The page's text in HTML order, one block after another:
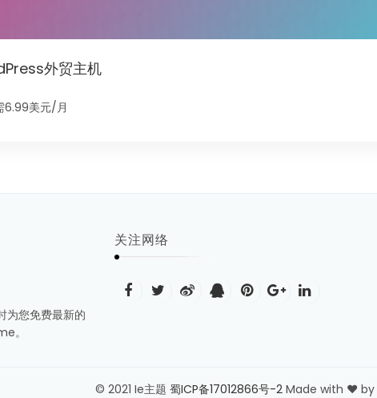
外贸主机
6.99美元/月
为您免费最新的
。
关注网络
© 2021 Ie主题 蜀ICP备17012866号-2Made with ❤ by
本网站使用 cookie 来确保您在我们的网站上获得最佳体验，